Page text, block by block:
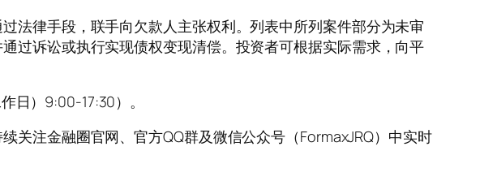
法律手段，联手向欠款人主张权利。列表中所列案件部分为未审
过诉讼或执行实现债权变现清偿。投资者可根据实际需求，向平
日）9:00-17:30）。
关注金融圈官网、官方QQ群及微信公众号（FormaxJRQ）中实时